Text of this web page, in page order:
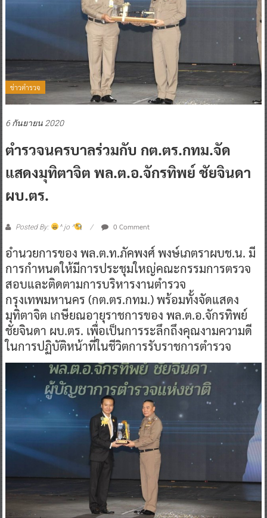
ข่าวตำรวจ
6 กันยายน 2020
ตำรวจนครบาลร่วมกับ กต.ตร.กทม.จัด
แสดงมุทิตาจิต พล.ต.อ.จักรทิพย์ ชัยจินดา
ผบ.ตร.
Posted By: ^ jo ^ 0 Comment
อำนวยการของ พล.ต.ท.ภัคพงศ์ พงษ์เภตราผบช.น. มี
การกำหนดให้มีการประชุมใหญ่คณะกรรมการตรวจ
สอบและติดตามการบริหารงานตำรวจ
กรุงเทพมหานคร (กต.ตร.กทม.) พร้อมทั้งจัดแสดง
มุทิตาจิต เกษียณอายุราชการของ พล.ต.อ.จักรทิพย์
ชัยจินดา ผบ.ตร. เพื่อเป็นการระลึกถึงคุณงามความดี
ในการปฏิบัติหน้าที่ในชีวิตการรับราชการตำรวจ